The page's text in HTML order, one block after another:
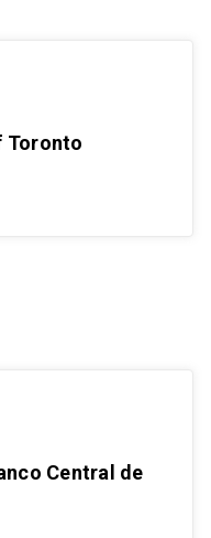
Toronto
Central de